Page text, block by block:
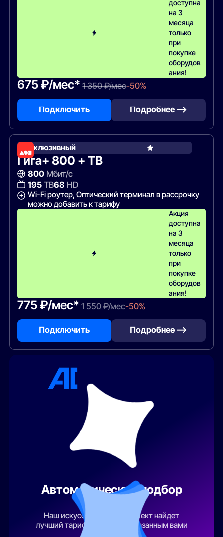
доступна
на 3
месяца
только
при
покупке
оборудов
ания!
675 ₽/мес* 1 350 ₽/мес-50%
Подключить Подробнее —>
Эксклюзивный
Гига+ 800 + ТВ
800Мбит/с
195ТВ68 HD
Wi-Fi роутер, Оптический терминал в рассрочку
можно добавить к тарифу
Акция
доступна
на 3
месяца
только
при
покупке
оборудов
ания!
775 ₽/мес* 1 550 ₽/мес-50%
Подключить Подробнее —>
Автоматический подбор
Наш искусственный интеллект найдет
лучший тарифный план по указанным вами